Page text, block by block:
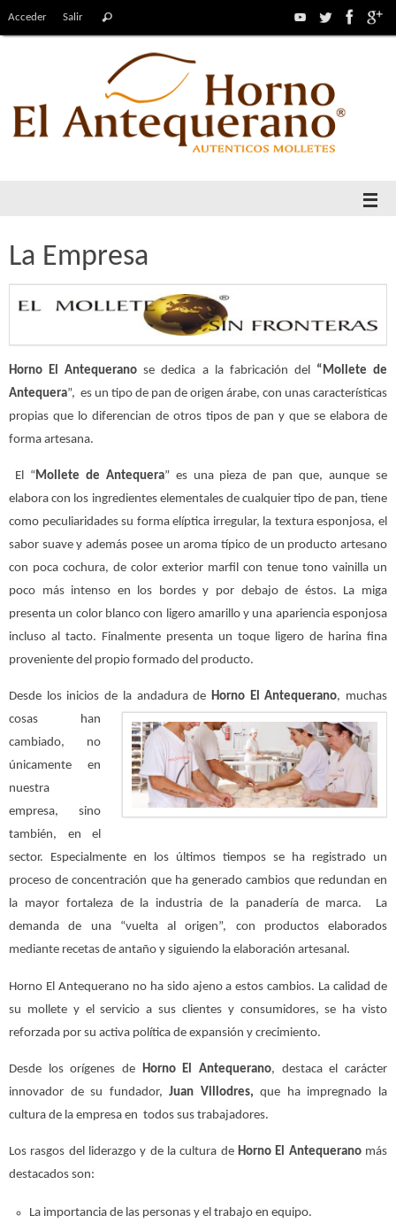
Acceder Salir
La Empresa
Horno El Antequerano se dedica a la fabricación del “Mollete de
Antequera”, es un tipo de pan de origen árabe, con unas características
propias que lo diferencian de otros tipos de pan y que se elabora de
forma artesana.
El “Mollete de Antequera” es una pieza de pan que, aunque se
elabora con los ingredientes elementales de cualquier tipo de pan, tiene
como peculiaridades su forma elíptica irregular, la textura esponjosa, el
sabor suave y además posee un aroma típico de un producto artesano
con poca cochura, de color exterior marfil con tenue tono vainilla un
poco más intenso en los bordes y por debajo de éstos. La miga
presenta un color blanco con ligero amarillo y una apariencia esponjosa
incluso al tacto. Finalmente presenta un toque ligero de harina fina
proveniente del propio formado del producto.
Desde los inicios de la andadura de Horno El Antequerano, muchas
cosas han
cambiado, no
únicamente en
nuestra
empresa, sino
también, en el
sector. Especialmente en los últimos tiempos se ha registrado un
proceso de concentración que ha generado cambios que redundan en
la mayor fortaleza de la industria de la panadería de marca. La
demanda de una “vuelta al origen”, con productos elaborados
mediante recetas de antaño y siguiendo la elaboración artesanal.
Horno El Antequerano no ha sido ajeno a estos cambios. La calidad de
su mollete y el servicio a sus clientes y consumidores, se ha visto
reforzada por su activa política de expansión y crecimiento.
Desde los orígenes de Horno El Antequerano, destaca el carácter
innovador de su fundador,Juan Villodres, que ha impregnado la
cultura de la empresa en todos sus trabajadores.
Los rasgos del liderazgo y de la cultura de Horno El Antequeranomás
destacados son:
La importancia de las personas y el trabajo en equipo.